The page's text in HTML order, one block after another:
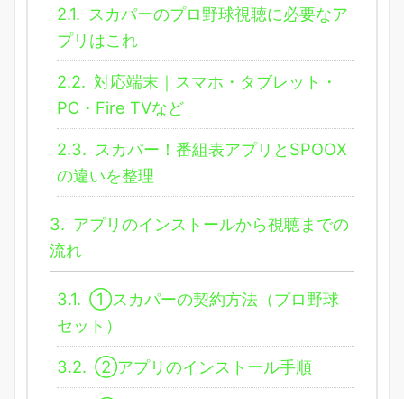
2.1. スカパーのプロ野球視聴に必要なア
プリはこれ
2.2. 対応端末｜スマホ・タブレット・
PC・Fire TVなど
2.3. スカパー！番組表アプリとSPOOX
の違いを整理
3. アプリのインストールから視聴までの
流れ
3.1. ①スカパーの契約方法（プロ野球
セット）
3.2. ②アプリのインストール手順